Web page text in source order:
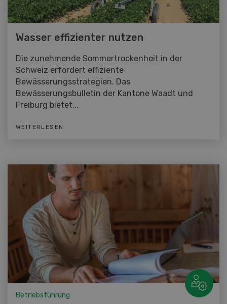
Wasser effizienter nutzen
Die zunehmende Sommertrockenheit in der
Schweiz erfordert effiziente
Bewässerungsstrategien. Das
Bewässerungsbulletin der Kantone Waadt und
Freiburg bietet...
WEITERLESEN
Betriebsführung